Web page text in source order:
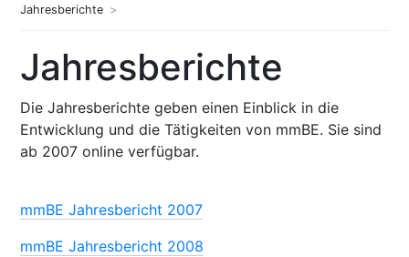
Jahresberichte
Jahresberichte
Die Jahresberichte geben einen Einblick in die
Entwicklung und die Tätigkeiten von mmBE. Sie sind
ab 2007 online verfügbar.
mmBE Jahresbericht 2007
mmBE Jahresbericht 2008